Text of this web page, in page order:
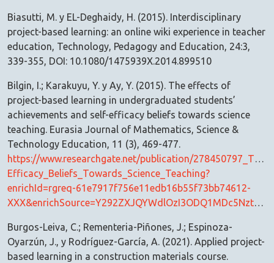
Biasutti, M. y EL-Deghaidy, H. (2015). Interdisciplinary
project-based learning: an online wiki experience in teacher
education, Technology, Pedagogy and Education, 24:3,
339-355, DOI: 10.1080/1475939X.2014.899510
Bilgin, I.; Karakuyu, Y. y Ay, Y. (2015). The effects of
project-based learning in undergraduated students’
achievements and self-efficacy beliefs towards science
teaching. Eurasia Journal of Mathematics, Science &
Technology Education, 11 (3), 469-477.
https://www.researchgate.net/publication/
Efficacy_Beliefs_Towards_Science_Teaching?
enrichId=rgreq-61e7917f756e11edb16b55f73bb74612-
XXX&enrichSource=Y292ZXJQYWdlOzI3ODQ1MDc5NztBUzoyNDEyMzcxMzk2NTI2MDlAMTQzNDUyNjgyNDg1NQ%3D%3D&el=1_x_2&_esc=publicationCoverPdf
Burgos-Leiva, C.; Rementeria-Piñones, J.; Espinoza-
Oyarzún, J., y Rodríguez-García, A. (2021). Applied project-
based learning in a construction materials course.